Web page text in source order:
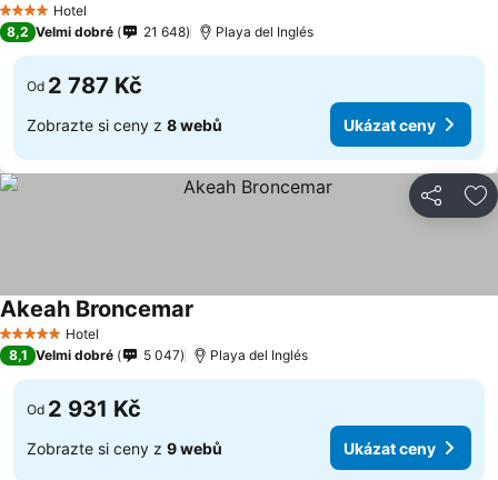
4 Počet hvězdiček
Hotel
8,2 Velmi dobré 21 648 Playa del Inglés
Od 2 787 Kč
Zobrazte si ceny z 8 webů Ukázat ceny
Sdílet
5 Počet hvězdiček
Hotel
Akeah Broncemar
8,1 Velmi dobré 5 047 Playa del Inglés
Od 2 931 Kč
Zobrazte si ceny z 9 webů Ukázat ceny